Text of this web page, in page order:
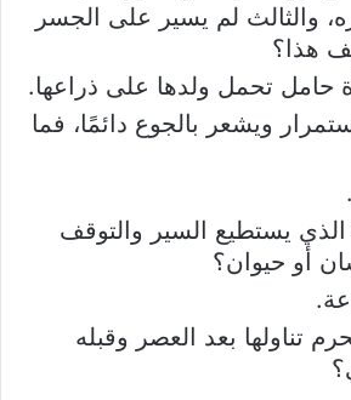
والثالث لم يسير على الجسر
هذا؟
حامل تحمل ولدها على ذراعها.
ويشعر بالجوع دائمًا، فما
يستطيع السير والتوقف
أو حيوان؟
تناولها بعد العصر وقبله